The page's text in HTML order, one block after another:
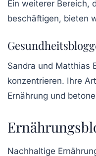
Ein weiterer Bereich,
beschäftigen, bieten
Sandra und Matthias
konzentrieren. Ihre
Ernährung und
Nachhaltige